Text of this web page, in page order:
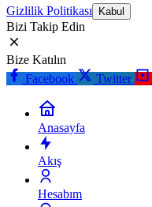
Gizlilik Politikası Kabul
Bizi Takip Edin
Bize Katılın
Facebook
Twitter
Anasayfa
Akış
Hesabım